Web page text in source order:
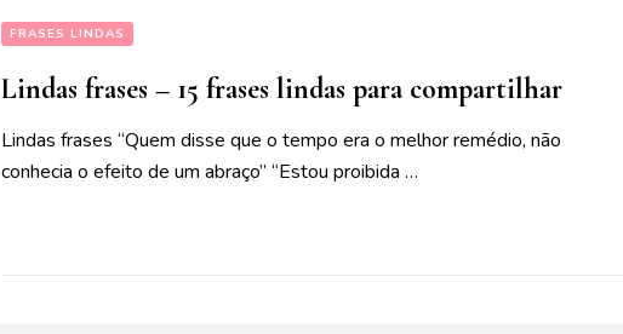
FRASES LINDAS
Lindas frases – 15 frases lindas para compartilhar
Lindas frases “Quem disse que o tempo era o melhor remédio, não
conhecia o efeito de um abraço” “Estou proibida …